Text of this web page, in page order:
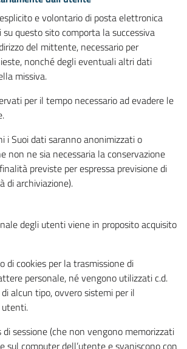
e volontario di posta elettronica
questo sito comporta la successiva
del mittente, necessario per
nonché degli eventuali altri dati
missiva.
per il tempo necessario ad evadere le
i Suoi dati saranno anonimizzati o
non ne sia necessaria la conservazione
previste per espressa previsione di
di archiviazione).
degli utenti viene in proposito acquisito
di cookies per la trasmissione di
personale, né vengono utilizzati c.d.
alcun tipo, ovvero sistemi per il
di sessione (che non vengono memorizzati
sul computer dell’utente e svaniscono con